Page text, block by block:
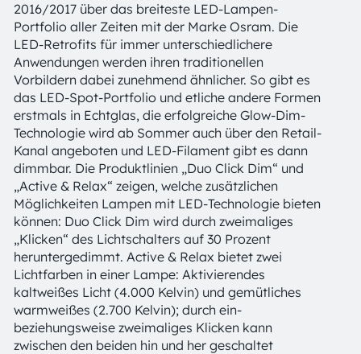
2016/2017 über das breiteste LED-Lampen-
Portfolio aller Zeiten mit der Marke Osram. Die
LED-Retrofits für immer unterschiedlichere
Anwendungen werden ihren traditionellen
Vorbildern dabei zunehmend ähnlicher. So gibt es
das LED-Spot-Portfolio und etliche andere Formen
erstmals in Echtglas, die erfolgreiche Glow-Dim-
Technologie wird ab Sommer auch über den Retail-
Kanal angeboten und LED-Filament gibt es dann
dimmbar. Die Produktlinien „Duo Click Dim“ und
„Active & Relax“ zeigen, welche zusätzlichen
Möglichkeiten Lampen mit LED-Technologie bieten
können: Duo Click Dim wird durch zweimaliges
„Klicken“ des Lichtschalters auf 30 Prozent
heruntergedimmt. Active & Relax bietet zwei
Lichtfarben in einer Lampe: Aktivierendes
kaltweißes Licht (4.000 Kelvin) und gemütliches
warmweißes (2.700 Kelvin); durch ein-
beziehungsweise zweimaliges Klicken kann
zwischen den beiden hin und her geschaltet